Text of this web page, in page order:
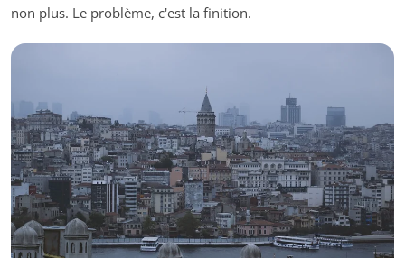
non plus. Le problème, c'est la finition.